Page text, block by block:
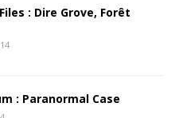
: Dire Grove, Forêt
: Paranormal Case